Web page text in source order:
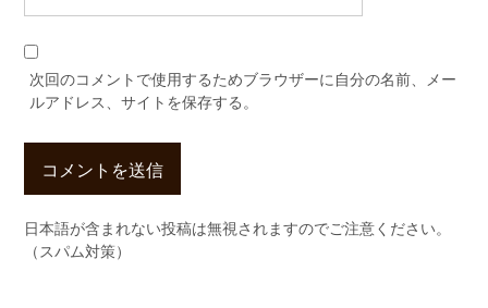
次回のコメントで使用するためブラウザーに自分の名前、メー
ルアドレス、サイトを保存する。
日本語が含まれない投稿は無視されますのでご注意ください。
（スパム対策）